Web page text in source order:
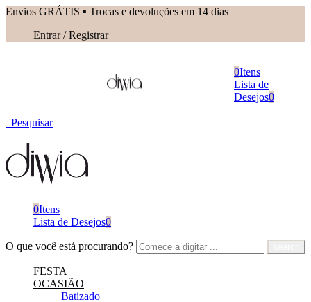
Envios GRÁTIS ▪︎ Trocas e devoluções em 14 dias
Entrar / Registrar
0Itens
Lista de
Desejos0
Pesquisar
0Itens
Lista de Desejos0
O que você está procurando?
FESTA
OCASIÃO
Batizado